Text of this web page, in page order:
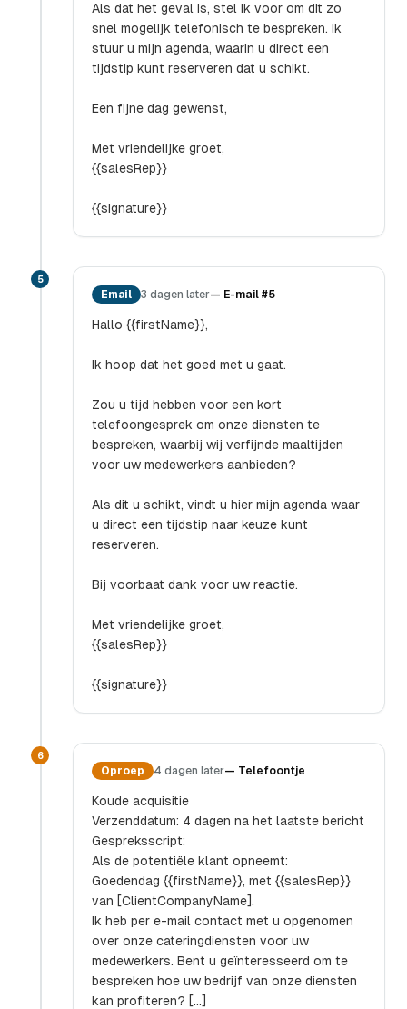
Als dat het geval is, stel ik voor om dit zo
snel mogelijk telefonisch te bespreken. Ik
stuur u mijn agenda, waarin u direct een
tijdstip kunt reserveren dat u schikt.
Een fijne dag gewenst,
Met vriendelijke groet,
{{salesRep}}
{{signature}}
5
Email 3 dagen later— E-mail #5
Hallo {{firstName}},
Ik hoop dat het goed met u gaat.
Zou u tijd hebben voor een kort
telefoongesprek om onze diensten te
bespreken, waarbij wij verfijnde maaltijden
voor uw medewerkers aanbieden?
Als dit u schikt, vindt u hier mijn agenda waar
u direct een tijdstip naar keuze kunt
reserveren.
Bij voorbaat dank voor uw reactie.
Met vriendelijke groet,
{{salesRep}}
{{signature}}
6
Oproep 4 dagen later— Telefoontje
Koude acquisitie
Verzenddatum: 4 dagen na het laatste bericht
Gespreksscript:
Als de potentiële klant opneemt:
Goedendag {{firstName}}, met {{salesRep}}
van [ClientCompanyName].
Ik heb per e-mail contact met u opgenomen
over onze cateringdiensten voor uw
medewerkers. Bent u geïnteresseerd om te
bespreken hoe uw bedrijf van onze diensten
kan profiteren? [...]